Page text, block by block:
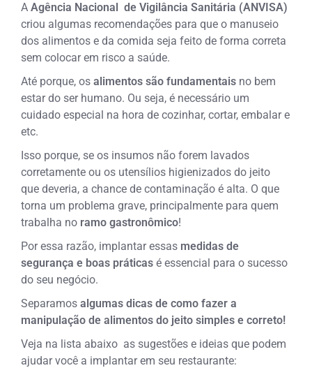
AAgência Nacional de Vigilância Sanitária (ANVISA)
criou algumas recomendações para que o manuseio
dos alimentos e da comida seja feito de forma correta
sem colocar em risco a saúde.
Até porque, osalimentos são fundamentais no bem
estar do ser humano. Ou seja, é necessário um
cuidado especial na hora de cozinhar, cortar, embalar e
etc.
Isso porque, se os insumos não forem lavados
corretamente ou os utensílios higienizados do jeito
que deveria, a chance de contaminação é alta. O que
torna um problema grave, principalmente para quem
trabalha no ramo gastronômico!
Por essa razão, implantar essas medidas de
segurança e boas práticas é essencial para o sucesso
do seu negócio.
Separamosalgumasdicas de como fazer a
manipulação de alimentos do jeito simples e correto!
Veja na lista abaixo as sugestões e ideias que podem
ajudar você a implantar em seu restaurante: